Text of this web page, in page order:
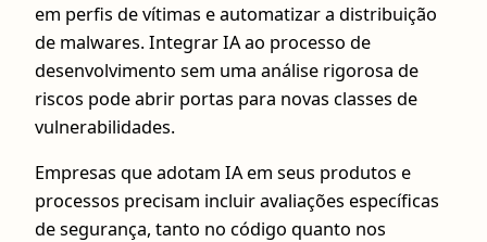
em perfis de vítimas e automatizar a distribuição
de malwares. Integrar IA ao processo de
desenvolvimento sem uma análise rigorosa de
riscos pode abrir portas para novas classes de
vulnerabilidades.
Empresas que adotam IA em seus produtos e
processos precisam incluir avaliações específicas
de segurança, tanto no código quanto nos